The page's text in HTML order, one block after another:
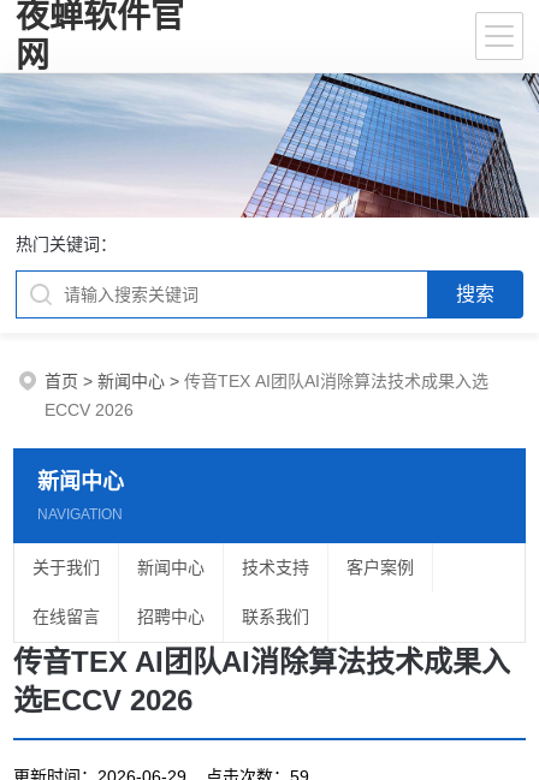
夜蝉软件官
网
热门关键词：
首页 >新闻中心 >传音TEX AI团队AI消除算法技术成果入选
ECCV 2026
新闻中心
NAVIGATION
关于我们 新闻中心 技术支持 客户案例
在线留言 招聘中心 联系我们
传音TEX AI团队AI消除算法技术成果入
选ECCV 2026